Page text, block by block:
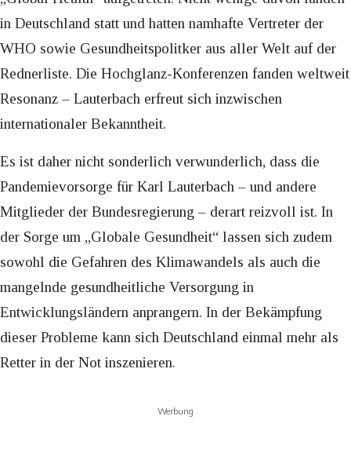
in Deutschland statt und hatten namhafte Vertreter der
WHO sowie Gesundheitspolitker aus aller Welt auf der
Rednerliste. Die Hochglanz-Konferenzen fanden weltweit
Resonanz – Lauterbach erfreut sich inzwischen
internationaler Bekanntheit.
Es ist daher nicht sonderlich verwunderlich, dass die
Pandemievorsorge für Karl Lauterbach – und andere
Mitglieder der Bundesregierung – derart reizvoll ist. In
der Sorge um „Globale Gesundheit“ lassen sich zudem
sowohl die Gefahren des Klimawandels als auch die
mangelnde gesundheitliche Versorgung in
Entwicklungsländern anprangern. In der Bekämpfung
dieser Probleme kann sich Deutschland einmal mehr als
Retter in der Not inszenieren.
Werbung